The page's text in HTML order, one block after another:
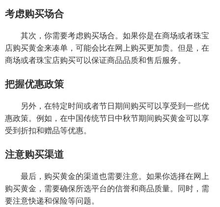
考虑购买场合
其次，你需要考虑购买场合。如果你是在商场或者珠宝
店购买黄金来凑单，可能会比在网上购买更加贵。但是，在
商场或者珠宝店购买可以保证商品品质和售后服务。
把握优惠政策
另外，在特定时间或者节日期间购买可以享受到一些优
惠政策。例如，在中国传统节日中秋节期间购买黄金可以享
受到折扣和赠品等优惠。
注意购买渠道
最后，购买黄金的渠道也需要注意。如果你选择在网上
购买黄金，需要确保所选平台的信誉和商品质量。同时，需
要注意快递和保险等问题。